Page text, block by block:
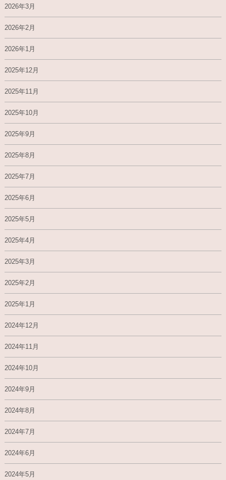
2026年3月
2026年2月
2026年1月
2025年12月
2025年11月
2025年10月
2025年9月
2025年8月
2025年7月
2025年6月
2025年5月
2025年4月
2025年3月
2025年2月
2025年1月
2024年12月
2024年11月
2024年10月
2024年9月
2024年8月
2024年7月
2024年6月
2024年5月